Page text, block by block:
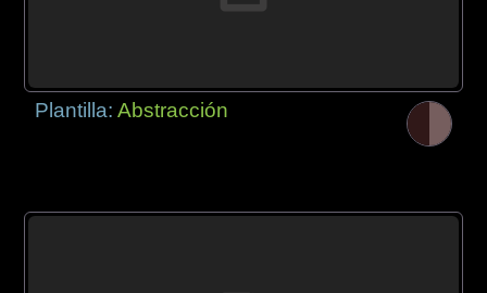
Plantilla:Abstracción